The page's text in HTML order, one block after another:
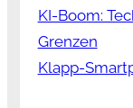
KI-Boom:
Grenzen
Klapp-